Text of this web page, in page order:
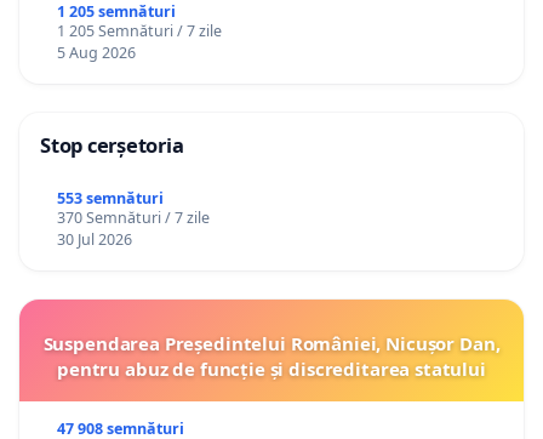
1 205 semnături
1 205 Semnături / 7 zile
5 Aug 2026
Stop cerșetoria
553 semnături
370 Semnături / 7 zile
30 Jul 2026
Suspendarea Președintelui României, Nicușor Dan,
pentru abuz de funcție și discreditarea statului
47 908 semnături